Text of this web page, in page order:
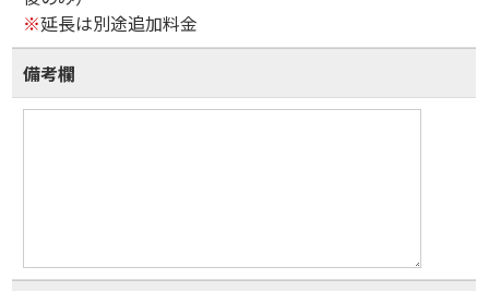
※延長は別途追加料金
備考欄